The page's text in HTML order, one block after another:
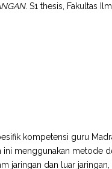
S1 thesis, Fakultas
kompetensi guru
menggunakan metode
jaringan dan luar